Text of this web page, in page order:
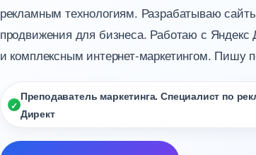
рекламным технологиям. Разрабатываю
продвижения для бизнеса. Работаю с Яндекс
и комплексным интернет-маркетингом. Пишу
Преподаватель маркетинга. Специалист по
Директ